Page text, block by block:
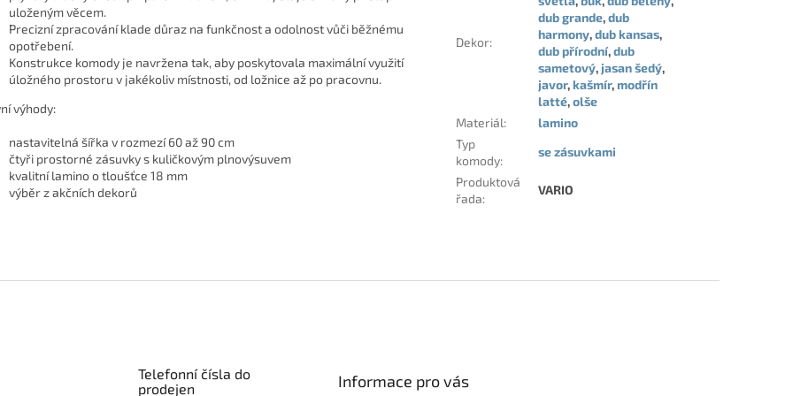
uloženým věcem.
Precizní zpracování klade důraz na funkčnost a odolnost vůči běžnému
opotřebení.
Konstrukce komody je navržena tak, aby poskytovala maximální využití
úložného prostoru v jakékoliv místnosti, od ložnice až po pracovnu.
výhody:
nastavitelná šířka v rozmezí 60 až 90 cm
čtyři prostorné zásuvky s kuličkovým plnovýsuvem
kvalitní lamino o tloušťce 18 mm
výběr z akčních dekorů
Dekor:
dub grande,dub
harmony,dub kansas,
dub přírodní,dub
sametový, jasan šedý,
javor,kašmír,modřín
latté,olše
Materiál:
lamino
Typ
komody:
se zásuvkami
Produktová
řada:
VARIO
Telefonní čísla do
prodejen
Informace pro vás